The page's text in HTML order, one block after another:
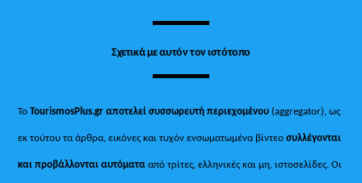
Σχετικά με αυτόν τον ιστότοπο
ΤοTourismosPlus.gr αποτελεί συσσωρευτή περιεχομένου (aggregator), ως
εκ τούτου τα άρθρα, εικόνες και τυχόν ενσωματωμένα βίντεοσυλλέγονται
και προβάλλονται αυτόματααπό τρίτες, ελληνικές και μη, ιστοσελίδες. Οι